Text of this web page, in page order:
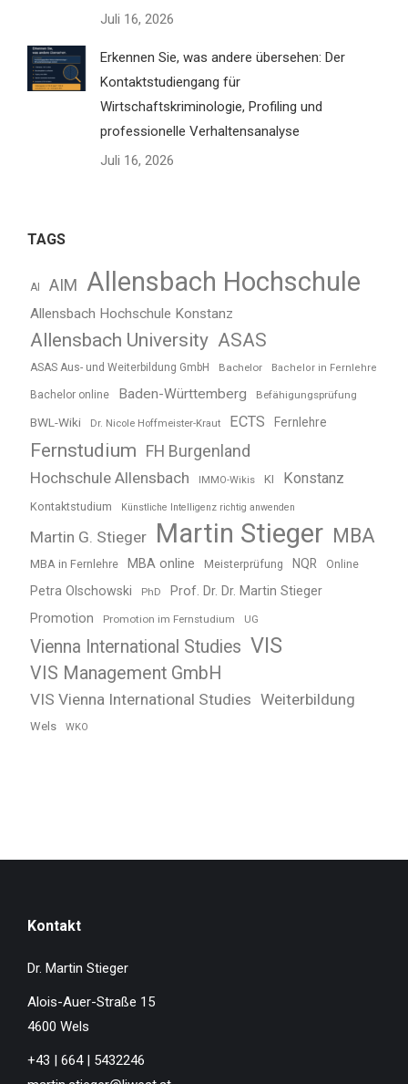
Juli 16, 2026
Erkennen Sie, was andere übersehen: Der
Kontaktstudiengang für
Wirtschaftskriminologie, Profiling und
professionelle Verhaltensanalyse
Juli 16, 2026
TAGS
AI AIM Allensbach Hochschule
Allensbach Hochschule Konstanz
Allensbach University ASAS
ASAS Aus- und Weiterbildung GmbH Bachelor Bachelor in Fernlehre
Bachelor online Baden-Württemberg Befähigungsprüfung
BWL-Wiki Dr. Nicole Hoffmeister-Kraut ECTS Fernlehre
Fernstudium
FH Burgenland
Hochschule Allensbach
IMMO-Wikis KI Konstanz
Kontaktstudium Künstliche Intelligenz richtig anwenden
Martin G. Stieger Martin Stieger MBA
MBA in Fernlehre MBA online Meisterprüfung NQR Online
Petra Olschowski PhD Prof. Dr. Dr. Martin Stieger
Promotion Promotion im Fernstudium UG
Vienna International Studies VIS
VIS Management GmbH
VIS Vienna International Studies Weiterbildung
Wels WKO
Kontakt
Dr. Martin Stieger
Alois-Auer-Straße 15
4600 Wels
+43 | 664 | 5432246